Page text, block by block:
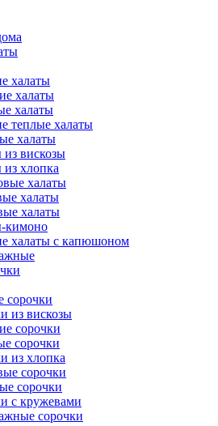
халаты
халаты
халаты
теплые халаты
халаты
из вискозы
хлопка
халаты
халаты
халаты
кимоно
халаты с капюшоном
сорочки
из вискозы
сорочки
сорочки
из хлопка
сорочки
сорочки
с кружевами
сорочки